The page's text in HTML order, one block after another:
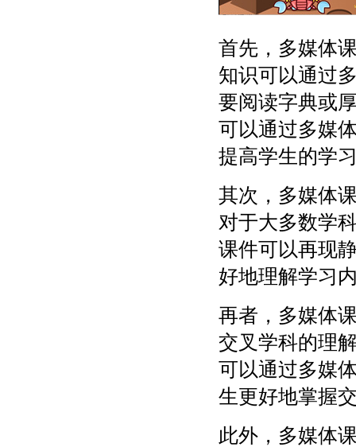
首先，多媒体
知识可以通过
要阅读字典或
可以通过多媒
提高学生的学
其次，多媒体
对于大多数学
课件可以再现
好地理解学习
再者，多媒体
交叉学科的理
可以通过多媒
生更好地掌握
此外，多媒体